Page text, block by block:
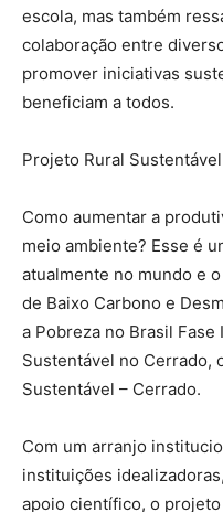
escola, mas também
colaboração entre
promover iniciativas
beneficiam a todos.
Projeto Rural
Como aumentar a
meio ambiente? Esse é
atualmente no mundo e
de Baixo Carbono e
a Pobreza no Brasil
Sustentável no Cerrado,
Sustentável – Cerrado.
Com um arranjo
instituições
apoio científico, o